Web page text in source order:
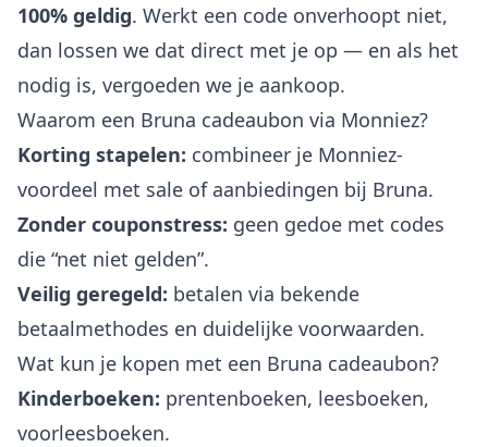
100% geldig. Werkt een code onverhoopt niet,
dan lossen we dat direct met je op — en als het
nodig is, vergoeden we je aankoop.
Waarom een Bruna cadeaubon via Monniez?
Korting stapelen: combineer je Monniez-
voordeel met sale of aanbiedingen bij Bruna.
Zonder couponstress: geen gedoe met codes
die “net niet gelden”.
Veilig geregeld: betalen via bekende
betaalmethodes en duidelijke voorwaarden.
Wat kun je kopen met een Bruna cadeaubon?
Kinderboeken: prentenboeken, leesboeken,
voorleesboeken.